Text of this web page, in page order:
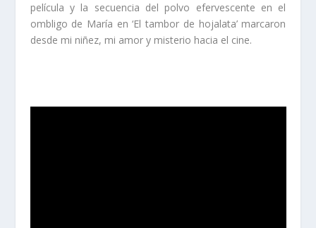
película y la secuencia del polvo efervescente en el
ombligo de María en ‘El tambor de hojalata’ marcaron
desde mi niñez, mi amor y misterio hacia el cine.